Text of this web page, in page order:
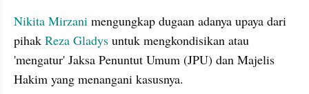
Nikita Mirzani mengungkap dugaan adanya upaya dari
pihak Reza Gladys untuk mengkondisikan atau
'mengatur' Jaksa Penuntut Umum (JPU) dan Majelis
Hakim yang menangani kasusnya.